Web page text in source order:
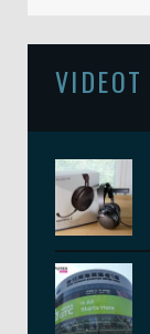
VIDEOT